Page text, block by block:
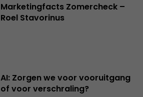
Marketingfacts Zomercheck –
Roel Stavorinus
AI: Zorgen we voor vooruitgang
of voor verschraling?